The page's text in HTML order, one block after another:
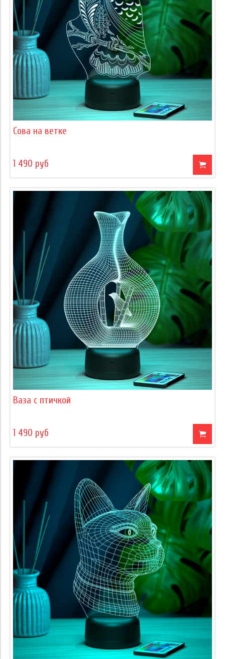
Сова на ветке
1 490 руб
Ваза с птичкой
1 490 руб